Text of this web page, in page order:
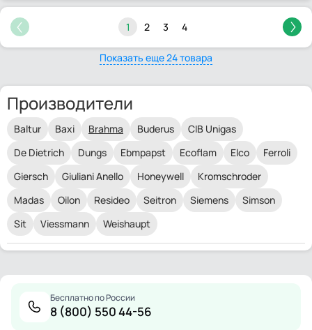
1 2 3 4
Показать еще 24 товара
Производители
Baltur Baxi Brahma Buderus
CIB Unigas
De Dietrich
Dungs Ebmpapst Ecoflam Elco
Ferroli
Giersch
Giuliani Anello Honeywell
Kromschroder
Madas
Oilon Resideo Seitron Siemens
Simson
Sit
Viessmann Weishaupt
Бесплатно по России
8 (800) 550 44-56